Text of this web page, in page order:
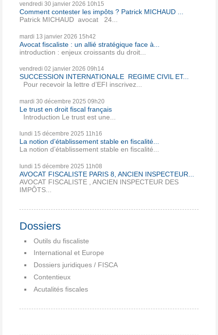
vendredi 30 janvier 2026 10h15
Comment contester les impôts ? Patrick MICHAUD ...
Patrick MICHAUD avocat 24...
mardi 13 janvier 2026 15h42
Avocat fiscaliste : un allié stratégique face à...
introduction : enjeux croissants du droit...
vendredi 02 janvier 2026 09h14
SUCCESSION INTERNATIONALE REGIME CIVIL ET...
Pour recevoir la lettre d’EFI inscrivez...
mardi 30 décembre 2025 09h20
Le trust en droit fiscal français
Introduction Le trust est une...
lundi 15 décembre 2025 11h16
La notion d’établissement stable en fiscalité...
La notion d’établissement stable en fiscalité...
lundi 15 décembre 2025 11h08
AVOCAT FISCALISTE PARIS 8, ANCIEN INSPECTEUR...
AVOCAT FISCALISTE , ANCIEN INSPECTEUR DES
IMPÔTS...
Dossiers
Outils du fiscaliste
International et Europe
Dossiers juridiques / FISCA
Contentieux
Acutalités fiscales